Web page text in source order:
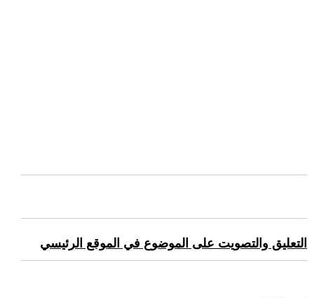
التعليق والتصويت على الموضوع في الموقع الرئيسي